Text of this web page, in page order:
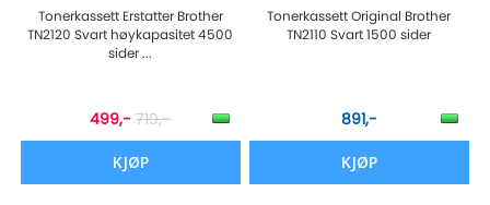
Tonerkassett Erstatter Brother
TN2120 Svart høykapasitet 4500
sider ...
499,- 719,-
KJØP
Tonerkassett Original Brother
TN2110 Svart 1500 sider
891,-
KJØP